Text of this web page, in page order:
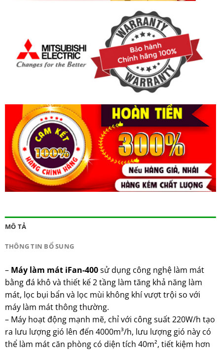
MÔ TẢ
THÔNG TIN BỔ SUNG
– Máy làm mát iFan-400sử dụng công nghệ làm mát
bằng đá khô và thiết kế 2 tầng làm tăng khả năng làm
mát, lọc bụi bẩn và lọc mùi không khí vượt trội so với
máy làm mát thông thường.
– Máy hoạt động mạnh mẽ, chỉ với công suất 220W/h tạo
ra lưu lượng gió lên đến 4000m³/h, lưu lượng gió này có
thể làm mát căn phòng có diện tích 40m², tiết kiệm hơn